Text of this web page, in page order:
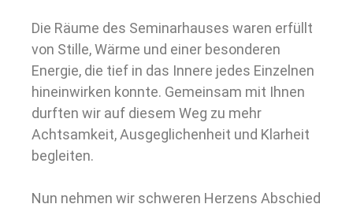
Die Räume des Seminarhauses waren erfüllt
von Stille, Wärme und einer besonderen
Energie, die tief in das Innere jedes Einzelnen
hineinwirken konnte. Gemeinsam mit Ihnen
durften wir auf diesem Weg zu mehr
Achtsamkeit, Ausgeglichenheit und Klarheit
begleiten.
Nun nehmen wir schweren Herzens Abschied